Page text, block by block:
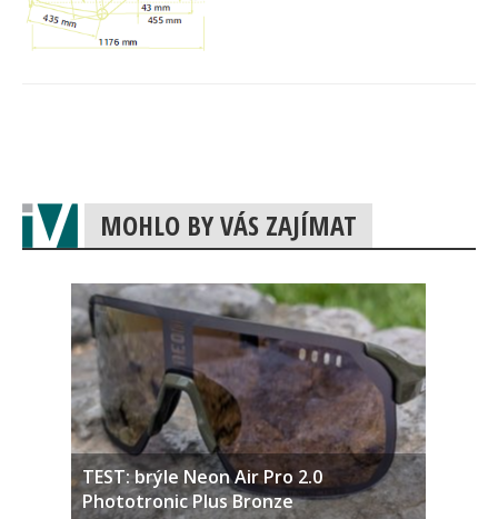
MOHLO BY VÁS ZAJÍMAT
TEST: brýle Neon Air Pro 2.0
Phototronic Plus Bronze